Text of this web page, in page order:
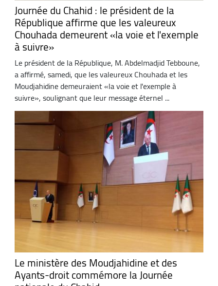
Journée du Chahid : le président de la
République affirme que les valeureux
Chouhada demeurent «la voie et l'exemple
à suivre»
Le président de la République, M. Abdelmadjid Tebboune,
a affirmé, samedi, que les valeureux Chouhada et les
Moudjahidine demeuraient «la voie et l'exemple à
suivre», soulignant que leur message éternel ...
Le ministère des Moudjahidine et des
Ayants-droit commémore la Journée